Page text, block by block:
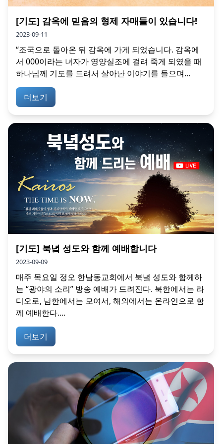
[기도] 감옥에 믿음의 형제 자매들이 있습니다!
2023-09-11
“조국으로 돌아온 뒤 감옥에 가게 되었습니다. 감옥에
서 000이라는 녀자가 영양실조에 걸려 죽게 되였을 때
하나님께 기도를 드려서 살아난 이야기를 들으며...
더보기
[기도] 북녘 성도와 함께 예배합니다
2023-09-09
매주 목요일 정오 한남동교회에서 북녘 성도와 함께하
는 “광야의 소리” 방송 예배가 드려진다. 북한에서는 라
디오로, 남한에서는 모여서, 해외에서는 온라인으로 함
께 예배한다....
더보기